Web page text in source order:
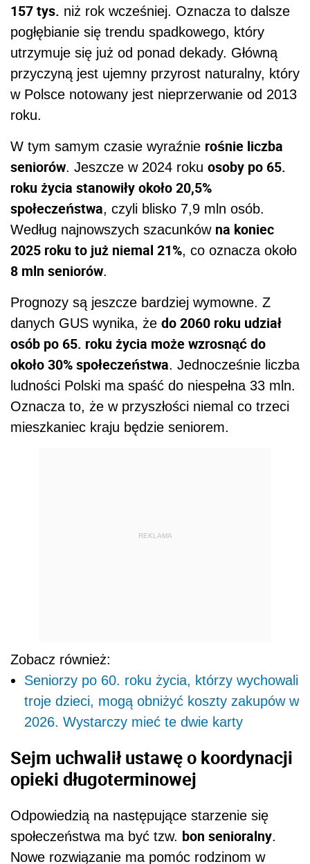
157 tys. niż rok wcześniej. Oznacza to dalsze
pogłębianie się trendu spadkowego, który
utrzymuje się już od ponad dekady. Główną
przyczyną jest ujemny przyrost naturalny, który
w Polsce notowany jest nieprzerwanie od 2013
roku.
W tym samym czasie wyraźnie rośnie liczba
seniorów. Jeszcze w 2024 roku osoby po 65.
roku życia stanowiły około 20,5%
społeczeństwa, czyli blisko 7,9 mln osób.
Według najnowszych szacunków na koniec
2025 roku to już niemal 21%, co oznacza około
8 mln seniorów.
Prognozy są jeszcze bardziej wymowne. Z
danych GUS wynika, że do 2060 roku udział
osób po 65. roku życia może wzrosnąć do
około 30% społeczeństwa. Jednocześnie liczba
ludności Polski ma spaść do niespełna 33 mln.
Oznacza to, że w przyszłości niemal co trzeci
mieszkaniec kraju będzie seniorem.
REKLAMA
Zobacz również:
Seniorzy po 60. roku życia, którzy wychowali
troje dzieci, mogą obniżyć koszty zakupów w
2026. Wystarczy mieć te dwie karty
Sejm uchwalił ustawę o koordynacji
opieki długoterminowej
Odpowiedzią na następujące starzenie się
społeczeństwa ma być tzw. bon senioralny.
Nowe rozwiązanie ma pomóc rodzinom w